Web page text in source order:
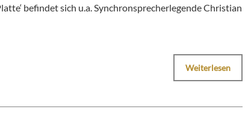
befindet sich u.a. Synchronsprecherlegende Christian
Weiterlesen